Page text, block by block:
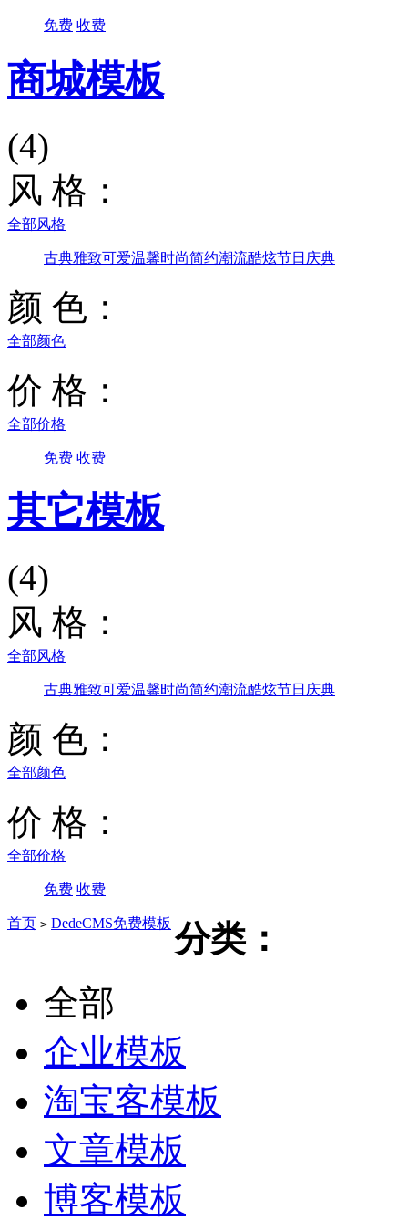
免费 收费
商城模板
(4)
风 格：
全部风格
古典雅致可爱温馨时尚简约潮流酷炫节日庆典
颜 色：
全部颜色
价 格：
全部价格
免费 收费
其它模板
(4)
风 格：
全部风格
古典雅致可爱温馨时尚简约潮流酷炫节日庆典
颜 色：
全部颜色
价 格：
全部价格
免费 收费
首页 > DedeCMS免费模板 分类：
全部
企业模板
淘宝客模板
文章模板
博客模板